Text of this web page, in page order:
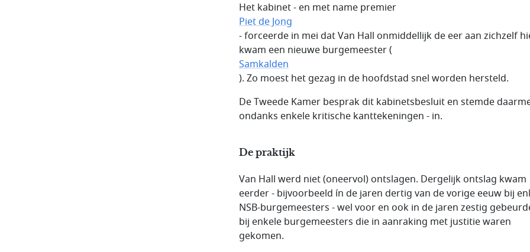
Het kabinet - en met name premier
Piet de Jong
- forceerde in mei dat Van Hall onmiddellijk de eer aan zichzelf
kwam een nieuwe burgemeester (
Samkalden
). Zo moest het gezag in de hoofdstad snel worden hersteld.
De Tweede Kamer besprak dit kabinetsbesluit en stemde
ondanks enkele kritische kanttekeningen - in.
De praktijk
Van Hall werd niet (oneervol) ontslagen. Dergelijk ontslag kwam
eerder - bijvoorbeeld ín de jaren dertig van de vorige eeuw bij
NSB-burgemeesters - wel voor en ook in de jaren zestig
bij enkele burgemeesters die in aanraking met justitie waren
gekomen.